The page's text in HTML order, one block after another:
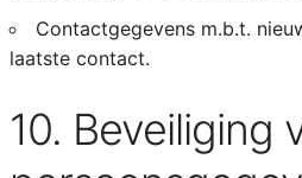
Contactgegevens m.b.t.
laatste contact.
10. Beveiliging